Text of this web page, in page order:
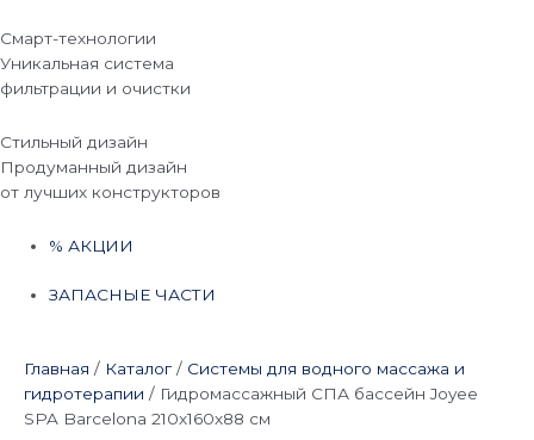
Смарт-технологии
Уникальная система
фильтрации и очистки
Стильный дизайн
Продуманный дизайн
от лучших конструкторов
% АКЦИИ
ЗАПАСНЫЕ ЧАСТИ
Главная / Каталог / Системы для водного массажа и
гидротерапии / Гидромассажный СПА бассейн Joyee
SPA Barcelona 210х160х88 см